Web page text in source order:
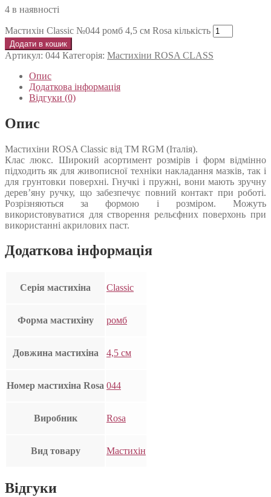
4 в наявності
Мастихін Classic №044 ромб 4,5 см Rosa кількість
Додати в кошик
Артикул: 044 Категорія: Мастихіни ROSA CLASS
Опис
Додаткова інформація
Відгуки (0)
Опис
Мастихіни ROSA Classic від ТМ RGM (Італія).
Клас люкс. Широкий асортимент розмірів і форм відмінно
підходить як для живописної техніки накладання мазків, так і
для грунтовки поверхні. Гнучкі і пружні, вони мають зручну
дерев’яну ручку, що забезпечує повний контакт при роботі.
Розрізняються за формою і розміром. Можуть
використовуватися для створення рельєфних поверхонь при
використанні акрилових паст.
Додаткова інформація
Серія мастихіна Classic
Форма мастихіну ромб
Довжина мастихіна 4,5 см
Номер мастихіна Rosa 044
Виробник Rosa
Вид товару Мастихін
Відгуки